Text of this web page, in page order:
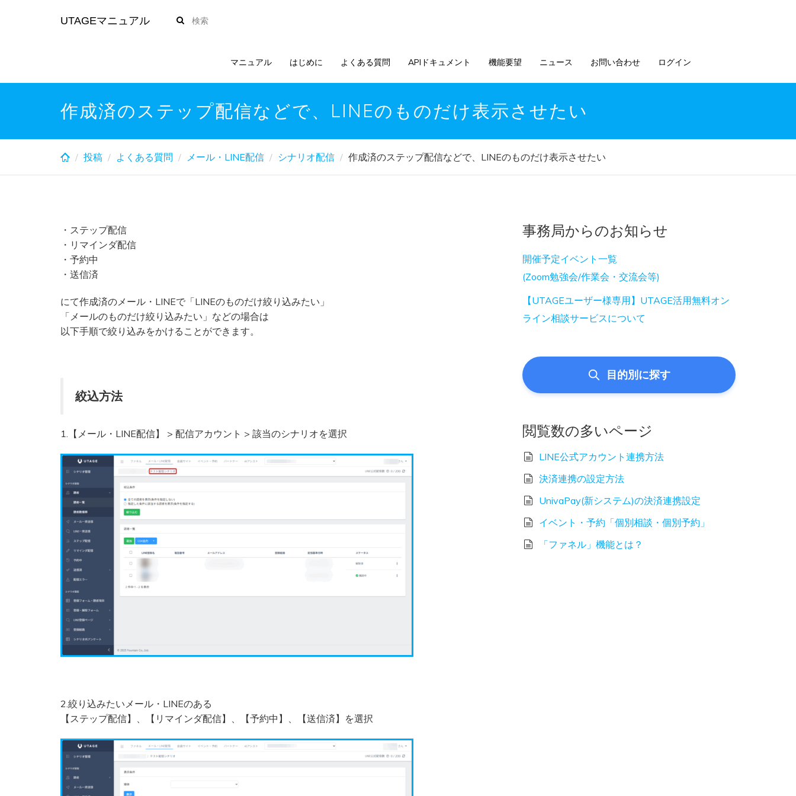
UTAGEマニュアル
マニュアル はじめに よくある質問 APIドキュメント 機能要望 ニュース お問い合わせ ログイン
作成済のステップ配信などで、LINEのものだけ表示させたい
投稿 よくある質問 メール・LINE配信 シナリオ配信 作成済のステップ配信などで、LINEのものだけ表示させたい
・ステップ配信
・リマインダ配信
・予約中
・送信済
にて作成済のメール・LINEで「LINEのものだけ絞り込みたい」
「メールのものだけ絞り込みたい」などの場合は
以下手順で絞り込みをかけることができます。
絞込方法
1.【メール・LINE配信】 > 配信アカウント > 該当のシナリオを選択
2.絞り込みたいメール・LINEのある
【ステップ配信】、【リマインダ配信】、【予約中】、【送信済】を選択
事務局からのお知らせ
開催予定イベント一覧
(Zoom勉強会/作業会・交流会等)
【UTAGEユーザー様専用】UTAGE活用無料オン
ライン相談サービスについて
目的別に探す
閲覧数の多いページ
LINE公式アカウント連携方法
決済連携の設定方法
UnivaPay(新システム)の決済連携設定
イベント・予約「個別相談・個別予約」
「ファネル」機能とは？